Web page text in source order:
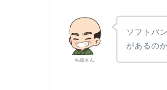
毛畑さん
ソフトバ
があるのか